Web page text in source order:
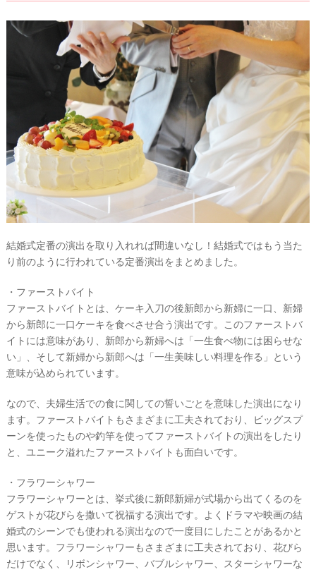
結婚式定番の演出を取り入れれば間違いなし！結婚式ではもう当た
り前のように行われている定番演出をまとめました。
・ファーストバイト
ファーストバイトとは、ケーキ入刀の後新郎から新婦に一口、新婦
から新郎に一口ケーキを食べさせ合う演出です。このファーストバ
イトには意味があり、新郎から新婦へは「一生食べ物には困らせな
い」、そして新婦から新郎へは「一生美味しい料理を作る」という
意味が込められています。
なので、夫婦生活での食に関しての誓いごとを意味した演出になり
ます。ファーストバイトもさまざまに工夫されており、ビッグスプ
ーンを使ったものや釣竿を使ってファーストバイトの演出をしたり
と、ユニーク溢れたファーストバイトも面白いです。
・フラワーシャワー
フラワーシャワーとは、挙式後に新郎新婦が式場から出てくるのを
ゲストが花びらを撒いて祝福する演出です。よくドラマや映画の結
婚式のシーンでも使われる演出なので一度目にしたことがあるかと
思います。フラワーシャワーもさまざまに工夫されており、花びら
だけでなく、リボンシャワー、バブルシャワー、スターシャワーな